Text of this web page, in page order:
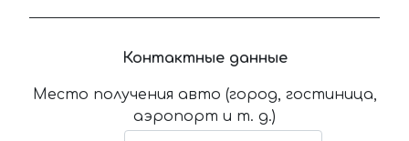
Контактные данные
Место получения авто (город, гостиница,
аэропорт и т. д.)